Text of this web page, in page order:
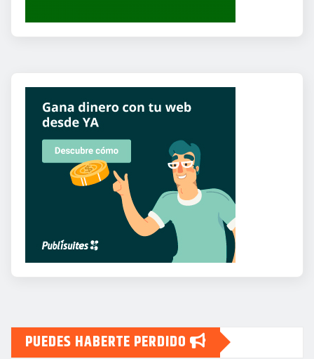
PUEDES HABERTE PERDIDO